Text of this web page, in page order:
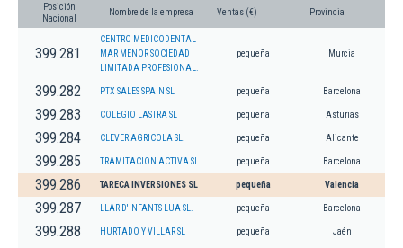
Posición
Nacional
Nombre de la empresa Ventas (€) Provincia
399.281
CENTRO MEDICODENTAL
MAR MENOR SOCIEDAD
LIMITADA PROFESIONAL.
pequeña Murcia
399.282 PTX SALES SPAIN SL pequeña Barcelona
399.283 COLEGIO LASTRA SL pequeña Asturias
399.284 CLEVER AGRICOLA SL. pequeña Alicante
399.285 TRAMITACION ACTIVA SL pequeña Barcelona
399.286 TARECA INVERSIONES SL pequeña Valencia
399.287 LLAR D'INFANTS LUA SL. pequeña Barcelona
399.288 HURTADO Y VILLAR SL pequeña Jaén